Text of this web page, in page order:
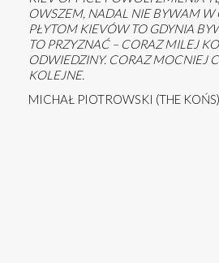
OWSZEM, NADAL NIE BYWAM W
PŁYTOM KIEVÓW TO GDYNIA
TO PRZYZNAĆ – CORAZ MILEJ
ODWIEDZINY. CORAZ MOCNIEJ
KOLEJNE.
MICHAŁ PIOTROWSKI (THE KOŃS)